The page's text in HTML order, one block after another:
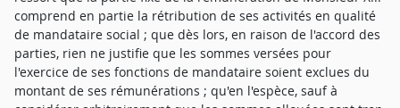
comprend en partie la rétribution de ses activités en qualité
de mandataire social ; que dès lors, en raison de l'accord des
parties, rien ne justifie que les sommes versées pour
l'exercice de ses fonctions de mandataire soient exclues du
montant de ses rémunérations ; qu'en l'espèce, sauf à